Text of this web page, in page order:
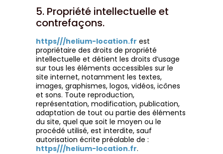
5. Propriété intellectuelle et
contrefaçons.
https///helium-location.fr est
propriétaire des droits de propriété
intellectuelle et détient les droits d’usage
sur tous les éléments accessibles sur le
site internet, notamment les textes,
images, graphismes, logos, vidéos, icônes
et sons. Toute reproduction,
représentation, modification, publication,
adaptation de tout ou partie des éléments
du site, quel que soit le moyen ou le
procédé utilisé, est interdite, sauf
autorisation écrite préalable de :
https///helium-location.fr.